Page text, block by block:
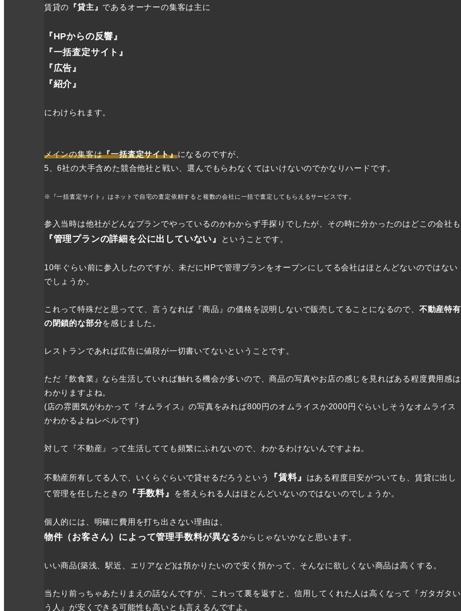
賃貸の 『貸主』 であるオーナーの集客は主に
『HPからの反響』
『一括査定サイト』
『広告』
『紹介』
にわけられます。
メインの集客は『一括査定サイト』になるのですが、
5、6社の大手含めた競合他社と戦い、選んでもらわなくてはいけないのでかなりハードです。
※『一括査定サイト』はネットで自宅の査定依頼すると複数の会社に一括で査定してもらえるサービスです。
参入当時は他社がどんなプランでやっているのかわからず手探りでしたが、その時に分かったのはどこの会社も
『管理プランの詳細を公に出していない』 ということです。
10年ぐらい前に参入したのですが、未だにHPで管理プランをオープンにしてる会社はほとんどないのではない
でしょうか。
これって特殊だと思ってて、言うなれば『商品』の価格を説明しないで販売してることになるので、 不動産特有
の閉鎖的な部分を感じました。
レストランであれば広告に値段が一切書いてないということです。
ただ『飲食業』なら生活していれば触れる機会が多いので、商品の写真やお店の感じを見ればある程度費用感は
わかりますよね。
(店の雰囲気がわかって『オムライス』の写真をみれば800円のオムライスか2000円ぐらいしそうなオムライス
かわかるよねレベルです)
対して『不動産』って生活してても頻繁にふれないので、わかるわけないんですよね。
不動産所有してる人で、いくらぐらいで貸せるだろうという 『賃料』
はある程度目安がついても、賃貸に出し
て管理を任したときの
『手数料』 を答えられる人はほとんどいないのではないのでしょうか。
個人的には、明確に費用を打ち出さない理由は、
物件（お客さん）によって管理手数料が異なるからじゃないかなと思います。
いい商品(築浅、駅近、エリアなど)は預かりたいので安く預かって、そんなに欲しくない商品は高くする。
当たり前っちゃあたりまえの話なんですが、これって裏を返すと、信用してくれた人は高くなって『ガタガタい
う人』が安くできる可能性も高いとも言えるんですよ。